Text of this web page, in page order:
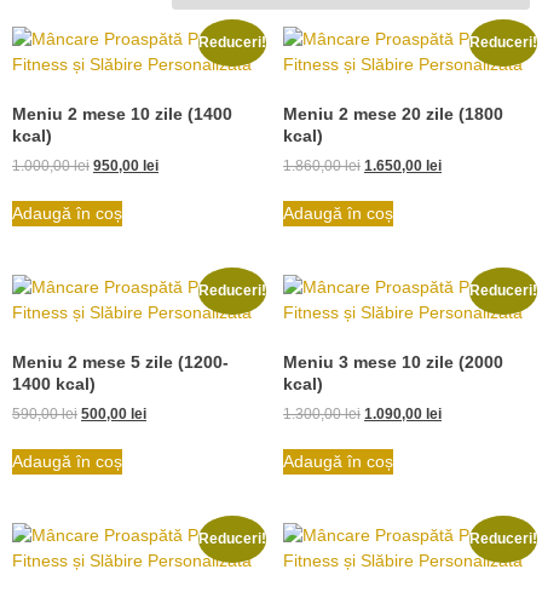
Reduceri!
Meniu 2 mese 10 zile (1400
kcal)
1.000,00lei 950,00 lei
Adaugă în coș
Reduceri!
Meniu 2 mese 20 zile (1800
kcal)
1.860,00lei 1.650,00 lei
Adaugă în coș
Reduceri!
Meniu 2 mese 5 zile (1200-
1400 kcal)
590,00lei 500,00 lei
Adaugă în coș
Reduceri!
Meniu 3 mese 10 zile (2000
kcal)
1.300,00lei 1.090,00 lei
Adaugă în coș
Reduceri! Reduceri!